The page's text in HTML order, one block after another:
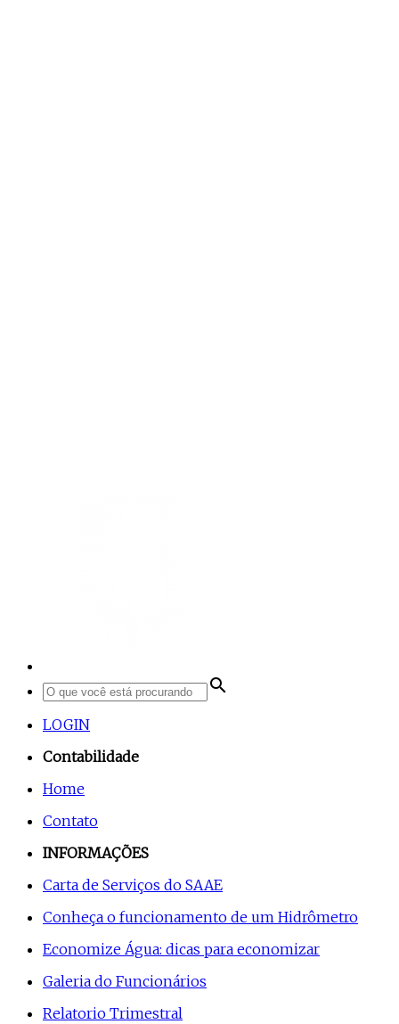
search
LOGIN
Contabilidade
Home
Contato
INFORMAÇÕES
Carta de Serviços do SAAE
Conheça o funcionamento de um Hidrômetro
Economize Água: dicas para economizar
Galeria do Funcionários
Relatorio Trimestral